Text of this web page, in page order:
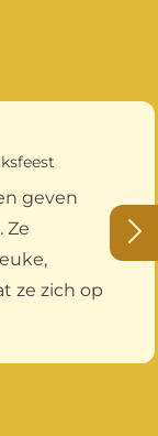
geven
Ze
ze zich op